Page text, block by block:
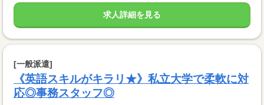
求人詳細を見る
[一般派遣]
《英語スキルがキラリ★》私立大学で柔軟に対
応◎事務スタッフ◎